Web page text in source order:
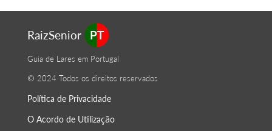
RaizSenior PT
Guia de Lares em Portugal
© 2024 Todos os direitos reservados
Política de Privacidade
O Acordo de Utilização